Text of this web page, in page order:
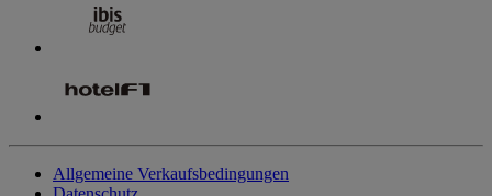
Allgemeine Verkaufsbedingungen